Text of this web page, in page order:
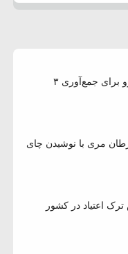
دستور سازمان غذا و دارو برای جمع‌آوری ۳
مری با نوشیدن چای
اعتیاد در کشور